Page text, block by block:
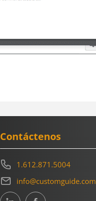
Contáctenos
1.612.871.5004
info@customguide.com